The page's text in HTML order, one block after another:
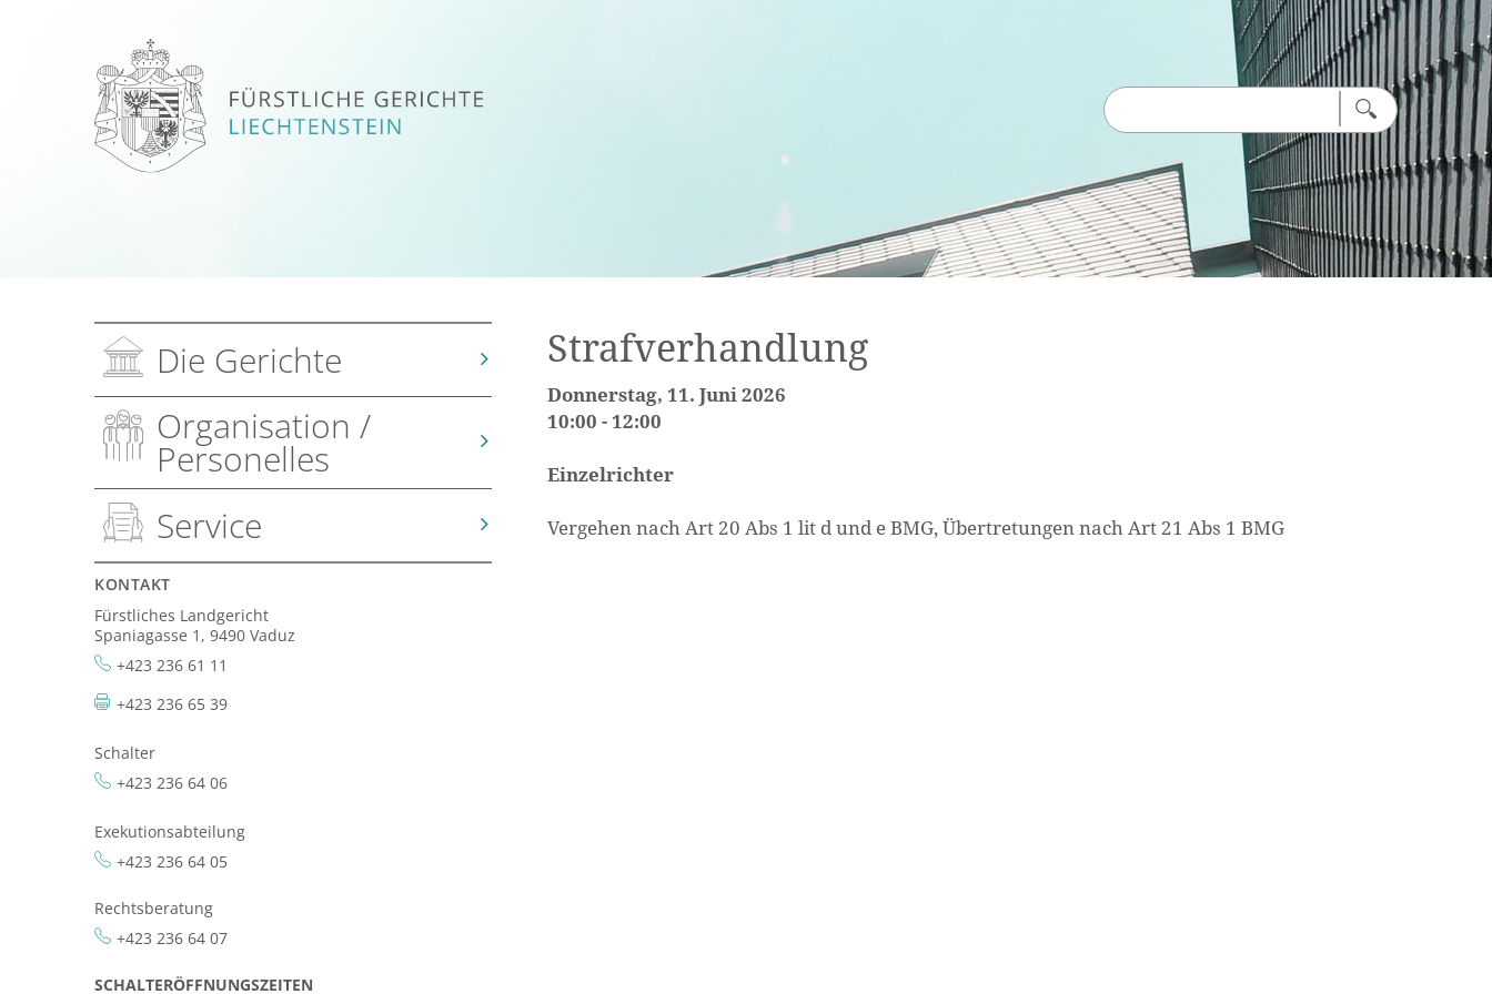
Die Gerichte
Organisation /
Personelles
Service
KONTAKT
Fürstliches Landgericht
Spaniagasse 1, 9490 Vaduz
+423 236 61 11
+423 236 65 39
Schalter
+423 236 64 06
Exekutionsabteilung
+423 236 64 05
Rechtsberatung
+423 236 64 07
SCHALTERÖFFNUNGSZEITEN
Strafverhandlung
Donnerstag, 11. Juni 2026
10:00 - 12:00
Einzelrichter
Vergehen nach Art 20 Abs 1 lit d und e BMG, Übertretungen nach Art 21 Abs 1 BMG